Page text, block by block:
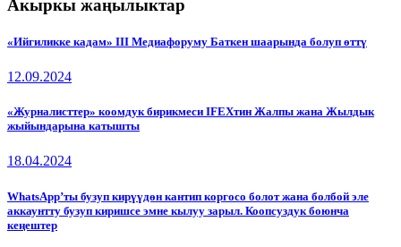
Акыркы жаңылыктар
«Ийгиликке кадам» III Медиафоруму Баткен шаарында болуп өттү
12.09.2024
«Журналисттер» коомдук бирикмеси IFEXтин Жалпы жана Жылдык
жыйындарына катышты
18.04.2024
WhatsApp’ты бузуп кирүүдөн кантип коргосо болот жана болбой эле
аккаунтту бузуп киришсе эмне кылуу зарыл. Коопсуздук боюнча
кеңештер